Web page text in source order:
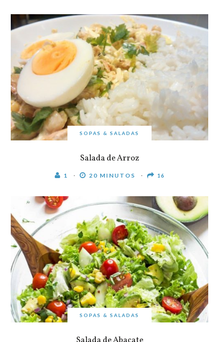
SOPAS & SALADAS
Salada de Arroz
1 20 MINUTOS 16
SOPAS & SALADAS